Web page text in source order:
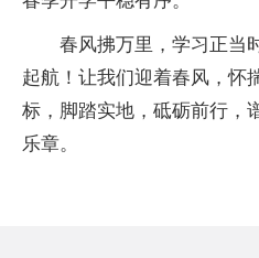
春风拂万里，学习正当
起航！让我们迎着春风，怀
标，脚踏实地，砥砺前行，
乐章。